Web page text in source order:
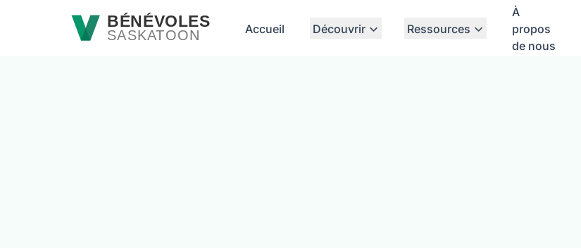
Passer au contenu principalBÉNÉVOLES
SASKATOON Accueil Découvrir Ressources
À
propos
de nous